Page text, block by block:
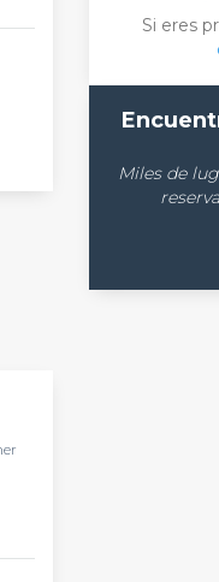
Si eres
Miles de